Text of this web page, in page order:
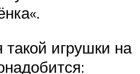
такой игрушки на